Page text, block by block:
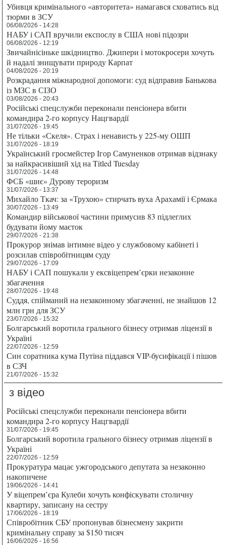
Убивця кримінального «авторитета» намагався сховатись від
тюрми в ЗСУ
06/08/2026 - 14:28
НАБУ і САП вручили експослу в США нові підозри
06/08/2026 - 12:19
Звичайнісіньке шкідництво. Джипери і мотокросери хочуть
й надалі знищувати природу Карпат
04/08/2026 - 20:19
Розкрадання міжнародної допомоги: суд відправив Банькова
із МЗС в СІЗО
03/08/2026 - 20:43
Російські спецслужби переконали пенсіонера вбити
командира 2-го корпусу Нацгвардії
31/07/2026 - 19:45
Не тільки «Скеля». Страх і ненависть у 225-му ОШП
31/07/2026 - 18:19
Український гросмейстер Ігор Самуненков отримав відзнаку
за найкрасивіший хід на Titled Tuesday
31/07/2026 - 14:48
ФСБ «шиє» Дурову тероризм
31/07/2026 - 13:37
Михайло Ткач: за «Трухою» стирчать вуха Арахамії і Єрмака
30/07/2026 - 13:49
Командир військової частини примусив 83 підлеглих
будувати йому маєток
29/07/2026 - 21:38
Прокурор знімав інтимне відео у службовому кабінеті і
розсилав співробітницям суду
29/07/2026 - 17:09
НАБУ і САП пошукали у ексвіцепрем’єрки незаконне
збагачення
28/07/2026 - 19:48
Суддя, спійманий на незаконному збагаченні, не знайшов 12
млн грн для ЗСУ
23/07/2026 - 15:32
Болгарський воротила грального бізнесу отримав ліцензії в
Україні
22/07/2026 - 12:59
Син соратника кума Путіна піддався VIP-бусифікації і пішов
в СЗЧ
21/07/2026 - 15:32
з відео
Російські спецслужби переконали пенсіонера вбити
командира 2-го корпусу Нацгвардії
31/07/2026 - 19:45
Болгарський воротила грального бізнесу отримав ліцензії в
Україні
22/07/2026 - 12:59
Прокуратура мацає ужгородського депутата за незаконно
накопичене
19/06/2026 - 14:41
У віцепрем’єра Кулеби хочуть конфіскувати столичну
квартиру, записану на сестру
17/06/2026 - 18:19
Співробітник СБУ пропонував бізнесмену закрити
кримінальну справу за $150 тисяч
16/06/2026 - 16:56